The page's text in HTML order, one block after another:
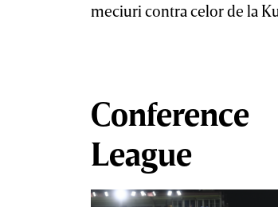
meciuri contra celor de la
Conference
League